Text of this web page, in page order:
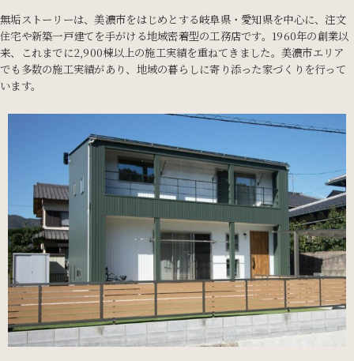
無垢ストーリーは、美濃市をはじめとする岐阜県・愛知県を中心に、注文
住宅や新築一戸建てを手がける地域密着型の工務店です。 1960年の創業以
来、これまでに2,900棟以上の施工実績を重ねてきました。 美濃市エリア
でも多数の施工実績があり、地域の暮らしに寄り添った家づくりを行って
います。